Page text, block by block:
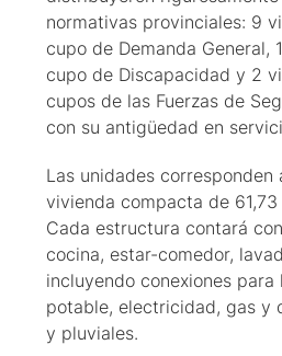
normativas provinciales: 9
cupo de Demanda General,
cupo de Discapacidad y 2
cupos de las Fuerzas de
con su antigüedad en
Las unidades
vivienda compacta de
Cada estructura contará
cocina, estar-comedor,
incluyendo conexiones para
potable, electricidad, gas y
y pluviales.